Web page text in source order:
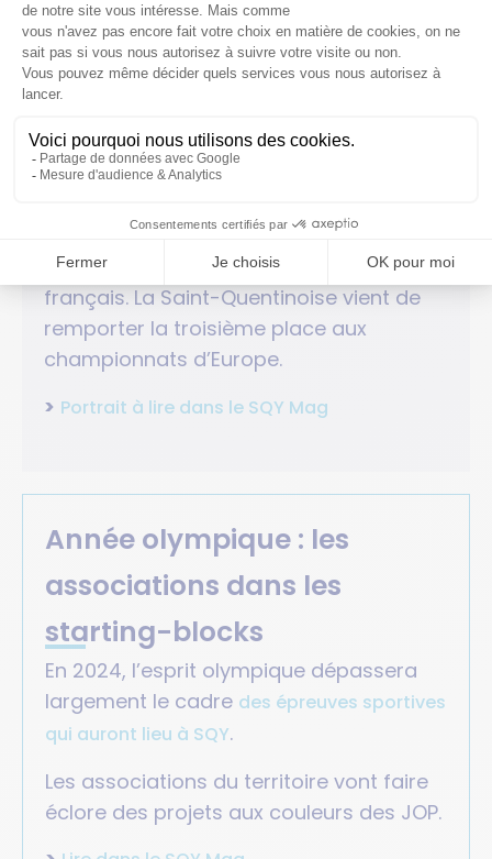
18 ans et se révèle comme l’une des
étoiles montantes du cross-country
français. La Saint-Quentinoise vient de
remporter la troisième place aux
championnats d’Europe.
> Portrait à lire dans le SQY Mag
Année olympique : les
associations dans les
starting-blocks
En 2024, l’esprit olympique dépassera
largement le cadre des épreuves sportives
qui auront lieu à SQY.
Les associations du territoire vont faire
éclore des projets aux couleurs des JOP.